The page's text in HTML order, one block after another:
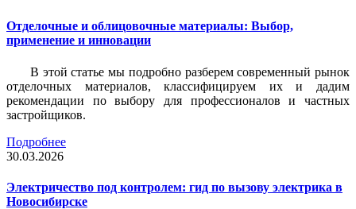
Отделочные и облицовочные материалы: Выбор,
применение и инновации
В этой статье мы подробно разберем современный рынок
отделочных материалов, классифицируем их и дадим
рекомендации по выбору для профессионалов и частных
застройщиков.
Подробнее
30.03.2026
Электричество под контролем: гид по вызову электрика в
Новосибирске